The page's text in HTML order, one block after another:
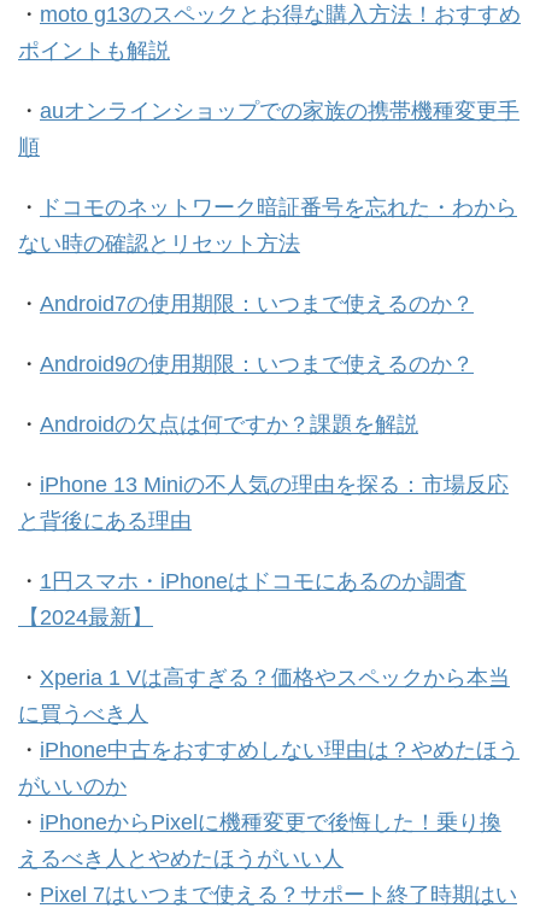
・ moto g13のスペックとお得な購入方法！おすすめ
ポイントも解説
・ auオンラインショップでの家族の携帯機種変更手
順
・
ドコモのネットワーク暗証番号を忘れた・わから
ない時の確認とリセット方法
・ Android7の使用期限：いつまで使えるのか？
・ Android9の使用期限：いつまで使えるのか？
・ Androidの欠点は何ですか？課題を解説
・ iPhone 13 Miniの不人気の理由を探る：市場反応
と背後にある理由
・ 1円スマホ・iPhoneはドコモにあるのか調査
【2024最新】
・ Xperia 1 Vは高すぎる？価格やスペックから本当
に買うべき人
・ iPhone中古をおすすめしない理由は？やめたほう
がいいのか
・ iPhoneからPixelに機種変更で後悔した！乗り換
えるべき人とやめたほうがいい人
・ Pixel 7はいつまで使える？サポート終了時期はい